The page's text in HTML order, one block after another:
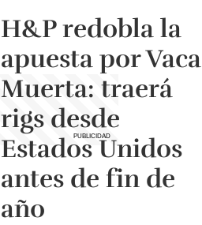
H&P redobla la
apuesta por Vaca
Muerta: traerá
rigs desde
Estados Unidos
antes de fin de
año